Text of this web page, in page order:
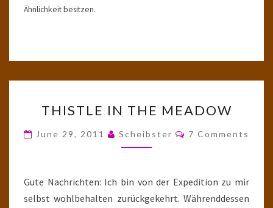
Ähnlichkeit besitzen.
IN
THE
MEADOW
THISTLE IN THE MEADOW
June 29, 2011 Scheibster Comments
7 Comments
Gute Nachrichten: Ich bin von der Expedition zu mir
selbst wohlbehalten zurückgekehrt. Währenddessen